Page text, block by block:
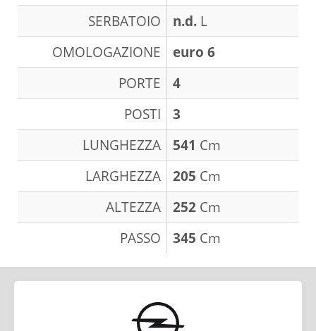
SERBATOIO
n.d. L
OMOLOGAZIONE
euro 6
PORTE
4
POSTI
3
LUNGHEZZA
541 Cm
LARGHEZZA
205 Cm
ALTEZZA
252 Cm
PASSO
345 Cm